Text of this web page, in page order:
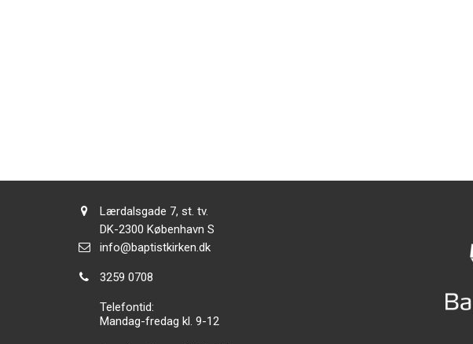
Adresse:
Lærdalsgade 7, st. tv.
Adresse:
DK-2300 København S
Send
info@baptistkirken.dk
Tlf.:
3259 0708
Telefontid:
Mandag-fredag kl. 9-12